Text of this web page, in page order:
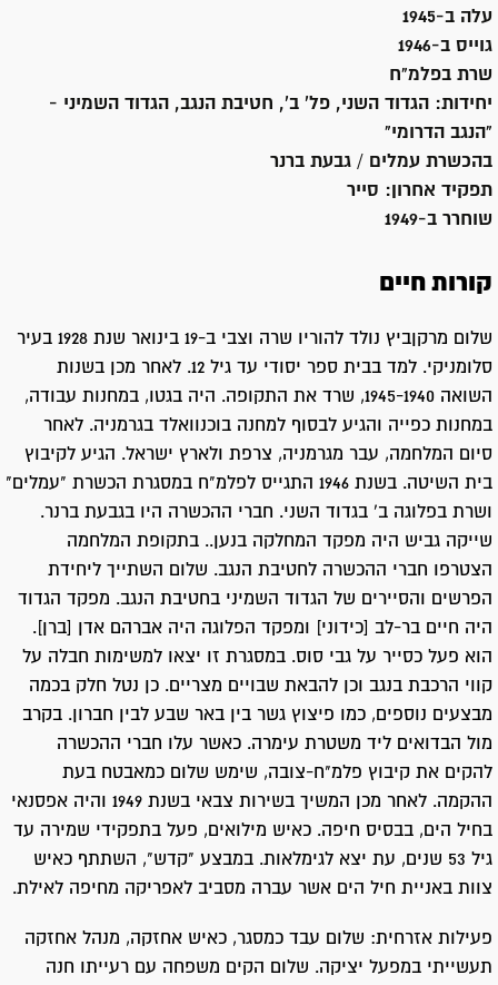
עלה ב-1945
גוייס ב-1946
שרת בפלמ"ח
יחידות: הגדוד השני, פל' ב', חטיבת הנגב, הגדוד השמיני -
"הנגב הדרומי"
בהכשרת עמלים / גבעת ברנר
תפקיד אחרון: סייר
שוחרר ב-1949
קורות חיים
שלום מרקןביץ נולד להוריו שרה וצבי ב-19 בינואר שנת 1928 בעיר
סלומניקי. למד בבית ספר יסודי עד גיל 12. לאחר מכן בשנות
השואה 1945-1940, שרד את התקופה. היה בגטו, במחנות עבודה,
במחנות כפייה והגיע לבסוף למחנה בוכנוואלד בגרמניה. לאחר
סיום המלחמה, עבר מגרמניה, צרפת ולארץ ישראל. הגיע לקיבוץ
בית השיטה. בשנת 1946 התגייס לפלמ"ח במסגרת הכשרת "עמלים"
ושרת בפלוגה ב' בגדוד השני. חברי ההכשרה היו בגבעת ברנר.
שייקה גביש היה מפקד המחלקה בנען.. בתקופת המלחמה
הצטרפו חברי ההכשרה לחטיבת הנגב. שלום השתייך ליחידת
הפרשים והסיירים של הגדוד השמיני בחטיבת הנגב. מפקד הגדוד
היה חיים בר-לב [כידוני] ומפקד הפלוגה היה אברהם אדן [ברן].
הוא פעל כסייר על גבי סוס. במסגרת זו יצאו למשימות חבלה על
קווי הרכבת בנגב וכן להבאת שבויים מצריים. כן נטל חלק בכמה
מבצעים נוספים, כמו פיצוץ גשר בין באר שבע לבין חברון. בקרב
מול הבדואים ליד משטרת עימרה. כאשר עלו חברי ההכשרה
להקים את קיבוץ פלמ"ח-צובה, שימש שלום כמאבטח בעת
ההקמה. לאחר מכן המשיך בשירות צבאי בשנת 1949 והיה אפסנאי
בחיל הים, בבסיס חיפה. כאיש מילואים, פעל בתפקידי שמירה עד
גיל 53 שנים, עת יצא לגימלאות. במבצע "קדש", השתתף כאיש
צוות באניית חיל הים אשר עברה מסביב לאפריקה מחיפה לאילת.
פעילות אזרחית: שלום עבד כמסגר, כאיש אחזקה, מנהל אחזקה
תעשייתי במפעל יציקה. שלום הקים משפחה עם רעייתו חנה